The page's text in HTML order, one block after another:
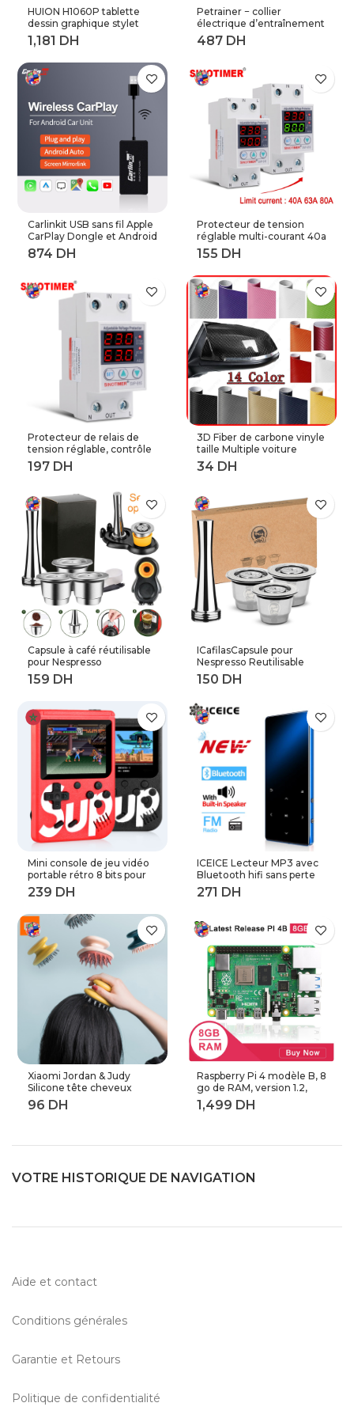
HUION H1060P tablette
dessin graphique stylet
sans batterie inclinaison ±
60 ° tablette numérique
touches Express
adaptateur OTG
Petrainer − collier
électrique d’entraînement
de chiens à distance,
longueur 800M (619A-1)
Carlinkit USB sans fil Apple
CarPlay Dongle et Android
Auto pour modifier les
Services de voiture
Protecteur de tension
réglable multi-courant 40a
63a 80a, 230V AC,
récupération automatique
Protection contre les
surtensions à limite
actuelle
Protecteur de relais de
tension réglable, contrôle
de tension contre les
surtensions, 220V, 63a,
Protection contre les
surtensions et les
surintensités, Rail Din
3D Fiber de carbone vinyle
taille Multiple voiture
feuille rouleau Film
autocollant moto
argent décalcomanies
feuille
Capsule à café réutilisable
pour Nespresso
Reutilisable Inox Capsule
rechargeable Crema
rechargeable pour
expresso
ICafilasCapsule pour
Nespresso Reutilisable
Inox 2 en 1 utilisation
Capsule rechargeable
réutilisable filtre à café
rechargeable
Mini console de jeu vidéo
portable rétro 8 bits pour
enfant 3 0 pouces LCD
couleur joueur de jeu avec
ICEICE Lecteur MP3 avec
Bluetooth hifi sans perte
mini lecteur de musique
avec radio fm haut-parleur
baladeur en métal dap
Xiaomi Jordan & Judy
Silicone tête cheveux
peigne de lavage corps
masseur brosse cuir
Spa minceur
Raspberry Pi 4 modèle B, 8
go de RAM, version 1.2,
BCM2711 Quad core,
Cortex-A72 ARM v8,
VOTRE HISTORIQUE DE NAVIGATION
Aide et contact
Conditions générales
Garantie et Retours
Politique de confidentialité